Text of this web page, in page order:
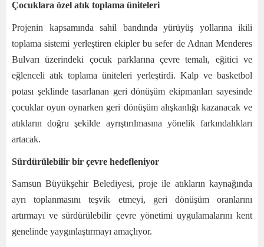
Çocuklara özel atık toplama üniteleri
Projenin kapsamında sahil bandında yürüyüş yollarına ikili
toplama sistemi yerleştiren ekipler bu sefer de Adnan Menderes
Bulvarı üzerindeki çocuk parklarına çevre temalı, eğitici ve
eğlenceli atık toplama üniteleri yerleştirdi. Kalp ve basketbol
potası şeklinde tasarlanan geri dönüşüm ekipmanları sayesinde
çocuklar oyun oynarken geri dönüşüm alışkanlığı kazanacak ve
atıkların doğru şekilde ayrıştırılmasına yönelik farkındalıkları
artacak.
Sürdürülebilir bir çevre hedefleniyor
Samsun Büyükşehir Belediyesi, proje ile atıkların kaynağında
ayrı toplanmasını teşvik etmeyi, geri dönüşüm oranlarını
artırmayı ve sürdürülebilir çevre yönetimi uygulamalarını kent
genelinde yaygınlaştırmayı amaçlıyor.